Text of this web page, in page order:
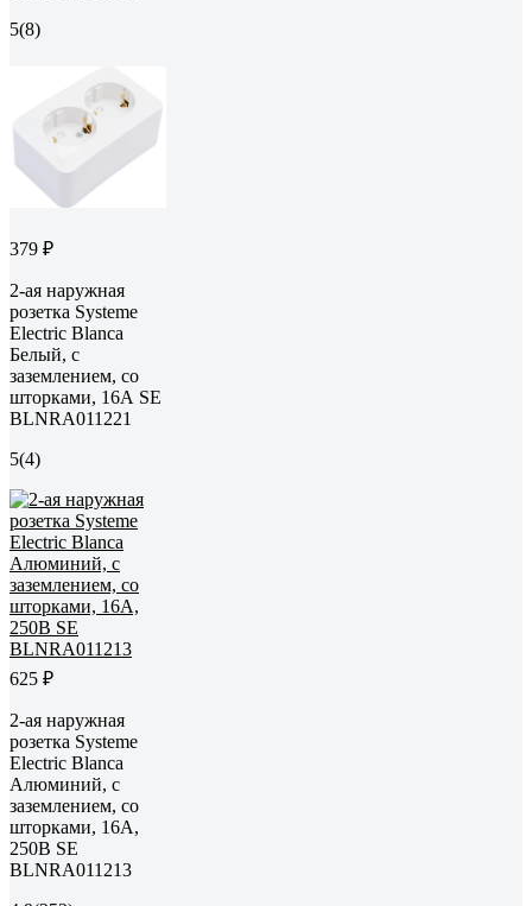
5(8)
379 ₽
2-ая наружная
розетка Systeme
Electric Blanca
Белый, с
заземлением, со
шторками, 16А SE
BLNRA011221
5(4)
625 ₽
2-ая наружная
розетка Systeme
Electric Blanca
Алюминий, с
заземлением, со
шторками, 16А,
250В SE
BLNRA011213